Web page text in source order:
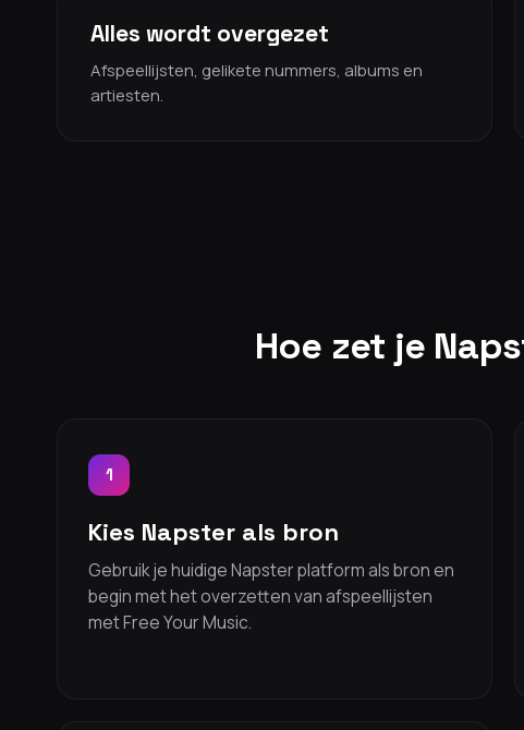
Alles wordt overgezet
Afspeellijsten, gelikete nummers, albums en
artiesten.
Hoe zet je
1
Kies Napster als bron
Gebruik je huidige Napster platform als bron en
begin met het overzetten van afspeellijsten
met Free Your Music.